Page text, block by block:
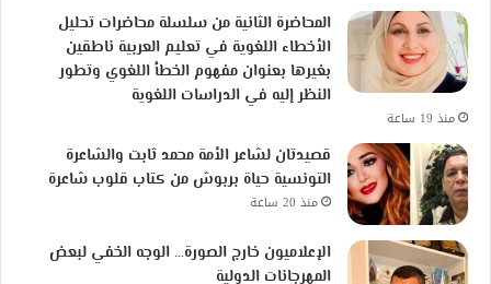
المحاضرة الثانية من سلسلة محاضرات تحليل
الأخطاء اللغوية في تعليم العربية ناطقين
بغيرها بعنوان مفهوم الخطأ اللغوي وتطور
النظر إليه في الدراسات اللغوية
منذ 19 ساعة
قصيدتان لشاعر الأمة محمد ثابت والشاعرة
التونسية حياة بربوش من كتاب قلوب شاعرة
منذ 20 ساعة
الإعلاميون خارج الصورة… الوجه الخفي لبعض
المهرجانات الدولية